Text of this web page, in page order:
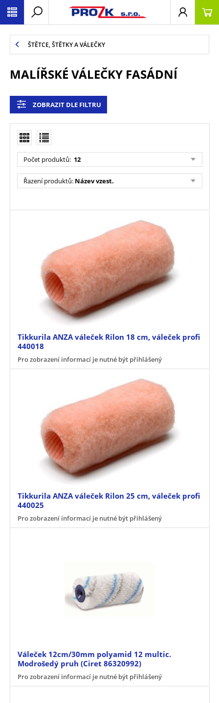
ŠTĚTCE, ŠTĚTKY A VÁLEČKY
MALÍŘSKÉ VÁLEČKY FASÁDNÍ
ZOBRAZIT DLE FILTRU
Počet produktů: 12
Řazení produktů: Název vzest.
Tikkurila ANZA váleček Rilon 18 cm, váleček profi
440018
Pro zobrazení informací je nutné být přihlášený
Tikkurila ANZA váleček Rilon 25 cm, váleček profi
440025
Pro zobrazení informací je nutné být přihlášený
Váleček 12cm/30mm polyamid 12 multic.
Modrošedý pruh (Ciret 86320992)
Pro zobrazení informací je nutné být přihlášený